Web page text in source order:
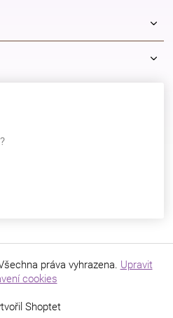
Shoptet
práva vyhrazena. Upravit
cookies